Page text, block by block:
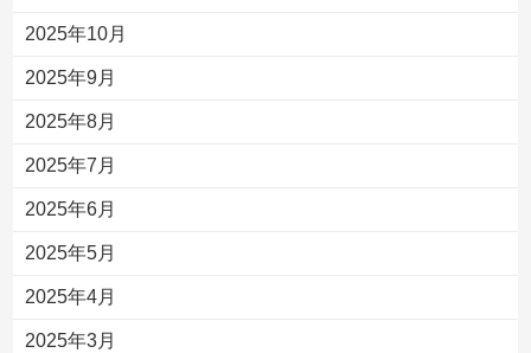
2025年10月
2025年9月
2025年8月
2025年7月
2025年6月
2025年5月
2025年4月
2025年3月